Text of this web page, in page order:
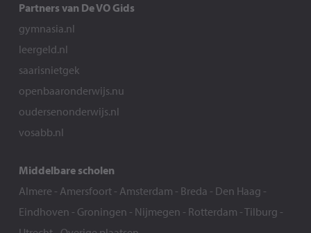
Partners van De VO Gids
gymnasia.nl
leergeld.nl
saarisnietgek
openbaaronderwijs.nu
oudersenonderwijs.nl
vosabb.nl
Middelbare scholen
Almere - Amersfoort- Amsterdam - Breda - Den Haag -
Eindhoven - Groningen - Nijmegen - Rotterdam -Tilburg -